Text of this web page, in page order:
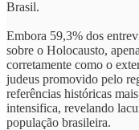
Brasil.
Embora 59,3% dos
sobre o Holocausto,
corretamente como o
judeus promovido pelo
referências históricas
intensifica, revelando
população brasileira.